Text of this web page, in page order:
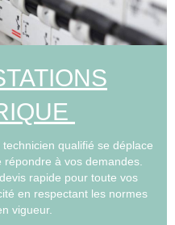
qualifié se déplace
à vos demandes.
rapide pour toute vos
en respectant les normes
vigueur.